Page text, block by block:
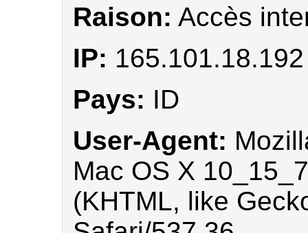
Raison: Accès
IP: 165.101.18.192
Pays: ID
User-Agent:
Mac OS X
(KHTML, like